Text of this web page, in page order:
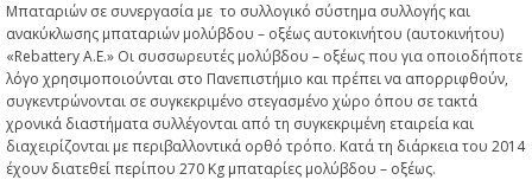
Μπαταριών σε συνεργασία με το συλλογικό σύστημα συλλογής και
ανακύκλωσης μπαταριών μολύβδου – οξέως αυτοκινήτου (αυτοκινήτου)
«Rebattery Α.Ε.» Οι συσσωρευτές μολύβδου – οξέως που για οποιοδήποτε
λόγο χρησιμοποιούνται στο Πανεπιστήμιο και πρέπει να απορριφθούν,
συγκεντρώνονται σε συγκεκριμένο στεγασμένο χώρο όπου σε τακτά
χρονικά διαστήματα συλλέγονται από τη συγκεκριμένη εταιρεία και
διαχειρίζονται με περιβαλλοντικά ορθό τρόπο. Κατά τη διάρκεια του 2014
έχουν διατεθεί περίπου 270 Kg μπαταρίες μολύβδου – οξέως.